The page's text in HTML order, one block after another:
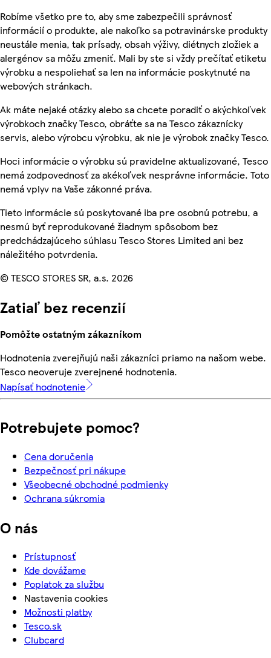
Robíme všetko pre to, aby sme zabezpečili správnosť
informácií o produkte, ale nakoľko sa potravinárske produkty
neustále menia, tak prísady, obsah výživy, diétnych zložiek a
alergénov sa môžu zmeniť. Mali by ste si vždy prečítať etiketu
výrobku a nespoliehať sa len na informácie poskytnuté na
webových stránkach.
Ak máte nejaké otázky alebo sa chcete poradiť o akýchkoľvek
výrobkoch značky Tesco, obráťte sa na Tesco zákaznícky
servis, alebo výrobcu výrobku, ak nie je výrobok značky Tesco.
Hoci informácie o výrobku sú pravidelne aktualizované, Tesco
nemá zodpovednosť za akékoľvek nesprávne informácie. Toto
nemá vplyv na Vaše zákonné práva.
Tieto informácie sú poskytované iba pre osobnú potrebu, a
nesmú byť reprodukované žiadnym spôsobom bez
predchádzajúceho súhlasu Tesco Stores Limited ani bez
náležitého potvrdenia.
© TESCO STORES SR, a.s. 2026
Zatiaľ bez recenzií
Pomôžte ostatným zákazníkom
Hodnotenia zverejňujú naši zákazníci priamo na našom webe.
Tesco neoveruje zverejnené hodnotenia.
Napísať hodnotenie
Potrebujete pomoc?
Cena doručenia
Bezpečnosť pri nákupe
Všeobecné obchodné podmienky
Ochrana súkromia
O nás
Prístupnosť
Kde dovážame
Poplatok za službu
Nastavenia cookies
Možnosti platby
Tesco.sk
Clubcard